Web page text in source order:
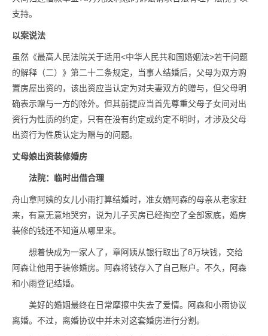
支持。
以案说法
虽然《最高人民法院关于适用<中华人民共和国婚姻法>若干问题
的解释（二）》第二十二条规定，当事人结婚后，父母为双方购
置房屋出资的，该出资应当认定为对夫妻双方的赠与，但父母明
确表示赠与一方的除外。但其前提应当首先尊重父母子女间对出
资行为性质的约定，只有在没有约定或约定不明时，才涉及父母
出资行为性质认定为赠与的问题。
丈母娘出资装修婚房
法院：临时出借合理
舟山章阿姨的女儿小雨打算结婚时，准女婿阿森的母亲从老家赶
来，有意无意地哭穷，说为儿子买房已经掏空了全部家底，婚房
装修的钱还不知道从哪里来。
想着快成为一家人了，章阿姨从银行取出了8万块钱，交给
阿森让他用于装修婚房。阿森将钱存入了自己账户。不久，阿森
和小雨登记结婚。
美好的婚姻最终在日常摩擦中失去了爱情。阿森和小雨协议
离婚。不过，离婚协议中并未对这套婚房进行分割。